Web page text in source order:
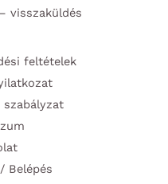
visszaküldés
feltételek
szabályzat
Belépés